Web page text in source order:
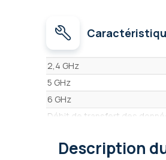
Caractéristiques
2,4 GHz
5 GHz
6 GHz
Débit de transfert des
Description